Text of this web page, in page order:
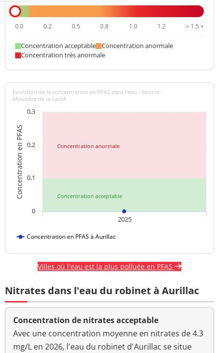
0.0 0.2 0.5 0.8 1.0 1.2 > 1.5 +
Concentration acceptable
Concentration anormale
Concentration très anormale
Concentration acceptable
Concentration anormale
Concentration en PFAS
Evolution de la concentration en PFAS dans l'eau - Source :
Ministère de la Santé
Concentration en PFAS à Aurillac
2025
0
0,1
0,2
0,3
Villes où l'eau est la plus polluée en PFAS
Nitrates dans l'eau du robinet à Aurillac
Concentration de nitrates acceptable
Avec une concentration moyenne en nitrates de 4.3
mg/L en 2026, l'eau du robinet d'Aurillac se situe